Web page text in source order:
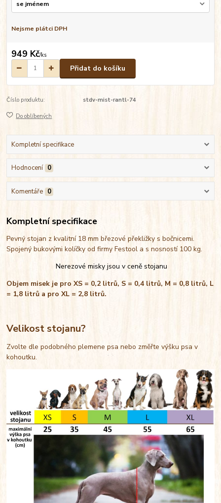
Nejsme plátci DPH
949 Kč/ks
Přidat do košíku
Číslo produktu: stdv-mist-rantl-74
Do oblíbených
Kompletní specifikace
Hodnocení 0
Komentáře 0
Kompletní specifikace
Pevný stojan z kvalitní 18 mm březové překližky s bočnicemi.
Spojený bukovými kolíčky od firmy Festool a s nosností 100 kg.
Nerezové misky jsou v ceně stojanu
Objem misek je pro XS = 0,2 litrů, S = 0,4 litrů, M = 0,8 litrů, L
= 1,8 litrů a pro XL = 2,8 litrů.
Velikost stojanu?
Zvolte dle podobného plemene psa nebo změřte výšku psa v
kohoutku.